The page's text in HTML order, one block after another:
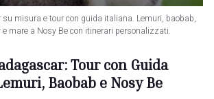
misura e tour con guida italiana. Lemuri, baobab,
mare a Nosy Be con itinerari personalizzati.
Tour con Guida
Baobab e Nosy Be